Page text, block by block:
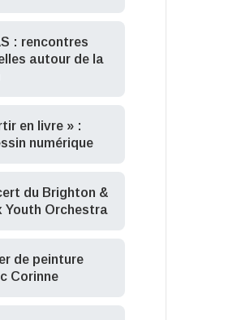
: rencontres
autour de la
en livre » :
numérique
du Brighton &
Youth Orchestra
de peinture
Corinne